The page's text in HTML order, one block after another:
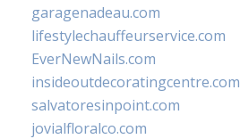
garagenadeau.com
lifestylechauffeurservice.com
EverNewNails.com
insideoutdecoratingcentre.com
salvatoresinpoint.com
jovialfloralco.com